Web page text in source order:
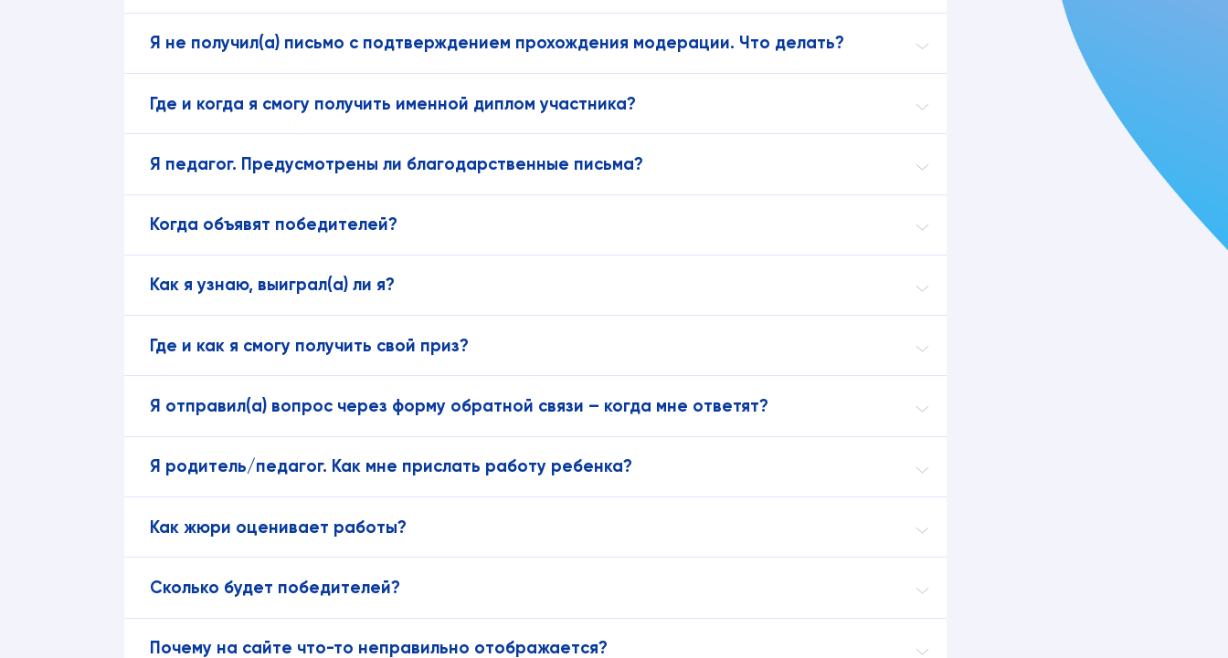
Я не получил(а) письмо с подтверждением прохождения модерации. Что делать?
Где и когда я смогу получить именной диплом участника?
Я педагог. Предусмотрены ли благодарственные письма?
Когда объявят победителей?
Как я узнаю, выиграл(а) ли я?
Где и как я смогу получить свой приз?
Я отправил(а) вопрос через форму обратной связи – когда мне ответят?
Я родитель/педагог. Как мне прислать работу ребенка?
Как жюри оценивает работы?
Сколько будет победителей?
Почему на сайте что-то неправильно отображается?